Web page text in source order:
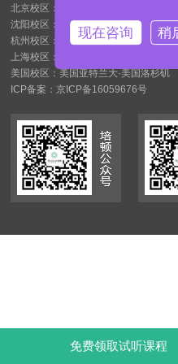
北京校区：北京市通州区台湖镇台铭国
沈阳校区：沈阳市和平区南京南街1甲
杭州校区：杭州市江干区钱江新城民
上海校区：上海宝山区锦乐路947号1幢
美国校区：美国亚特兰大·美国洛杉矶
ICP备案：京ICP备16059676号
免费领取试听课程
现在咨询 稍